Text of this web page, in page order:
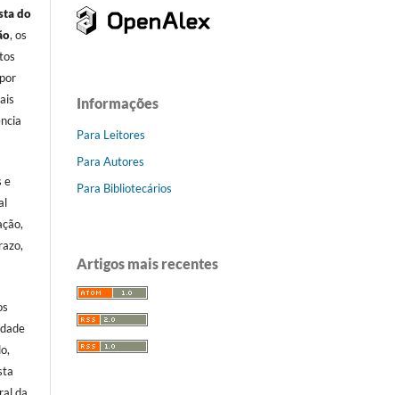
do
, os
e
Informações
Para Leitores
Para Autores
Para Bibliotecários
Artigos mais recentes